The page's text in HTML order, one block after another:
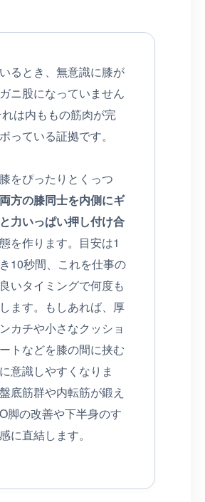
るとき、無意識に膝が
ニ股になっていません
は内ももの筋肉が完
っている証拠です。
をぴったりとくっつ
両方の膝同士を内側にギ
力いっぱい押し付け合
を作ります。目安は1
10秒間、これを仕事の
いタイミングで何度も
ます。もしあれば、厚
カチや小さなクッショ
トなどを膝の間に挟む
意識しやすくなりま
底筋群や内転筋が鍛え
脚の改善や下半身のす
に直結します。